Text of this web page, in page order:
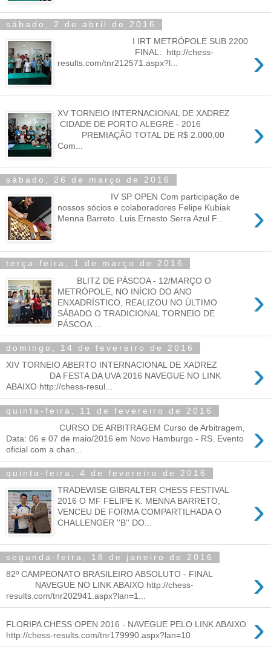
sábado, 2 de abril de 2016
›
I IRT METRÓPOLE SUB 2200
FINAL: http://chess-
results.com/tnr212571.aspx?l...
›
XV TORNEIO INTERNACIONAL DE XADREZ
CIDADE DE PORTO ALEGRE - 2016
PREMIAÇÃO TOTAL DE R$ 2.000,00
Com...
sábado, 26 de março de 2016
›
IV SP OPEN Com participação de
nossos sócios e colaboradores Felipe Kubiak
Menna Barreto. Luis Ernesto Serra Azul F...
terça-feira, 1 de março de 2016
›
BLITZ DE PÁSCOA - 12/MARÇO O
METRÓPOLE, NO INÍCIO DO ANO
ENXADRÍSTICO, REALIZOU NO ÚLTIMO
SÁBADO O TRADICIONAL TORNEIO DE
PÁSCOA....
domingo, 14 de fevereiro de 2016
›
XIV TORNEIO ABERTO INTERNACIONAL DE XADREZ
DA FESTA DA UVA 2016 NAVEGUE NO LINK
ABAIXO http://chess-resul...
quinta-feira, 11 de fevereiro de 2016
›
CURSO DE ARBITRAGEM Curso de Arbitragem,
Data: 06 e 07 de maio/2016 em Novo Hamburgo - RS. Evento
oficial com a chan...
quinta-feira, 4 de fevereiro de 2016
›
TRADEWISE GIBRALTER CHESS FESTIVAL
2016 O MF FELIPE K. MENNA BARRETO,
VENCEU DE FORMA COMPARTILHADA O
CHALLENGER ''B'' DO...
segunda-feira, 18 de janeiro de 2016
›
82º CAMPEONATO BRASILEIRO ABSOLUTO - FINAL
NAVEGUE NO LINK ABAIXO http://chess-
results.com/tnr202941.aspx?lan=1...
›
FLORIPA CHESS OPEN 2016 - NAVEGUE PELO LINK ABAIXO
http://chess-results.com/tnr179990.aspx?lan=10